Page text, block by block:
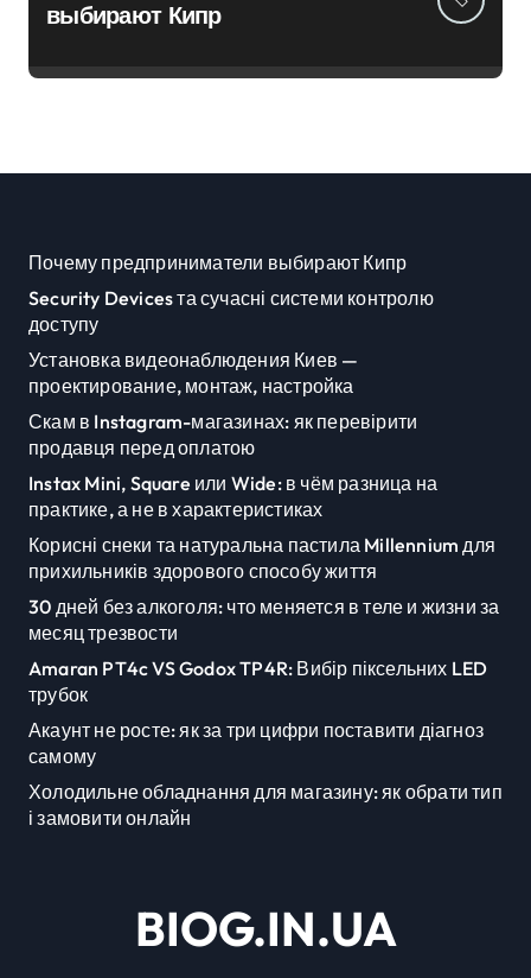
выбирают Кипр
Почему предприниматели выбирают Кипр
Security Devices та сучасні системи контролю
доступу
Установка видеонаблюдения Киев —
проектирование, монтаж, настройка
Скам в Instagram-магазинах: як перевірити
продавця перед оплатою
Instax Mini, Square или Wide: в чём разница на
практике, а не в характеристиках
Корисні снеки та натуральна пастила Millennium для
прихильників здорового способу життя
30 дней без алкоголя: что меняется в теле и жизни за
месяц трезвости
Amaran PT4c VS Godox TP4R: Вибір піксельних LED
трубок
Акаунт не росте: як за три цифри поставити діагноз
самому
Холодильне обладнання для магазину: як обрати тип
і замовити онлайн
BIOG.IN.UA